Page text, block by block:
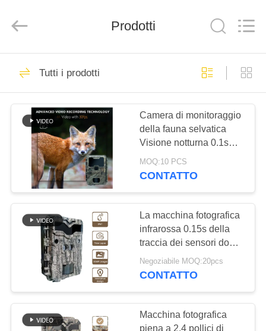
CASA.
PRODOTTI
VIDEO
DI
NOI
VISITA
ALLA
FABBRICA
ASIA
Macchine
fotografiche di
caccia di HD
199
Macchina
fotografica cercante
infrarossa
77
Prodotti
Tutti i prodotti
Camera di monitoraggio
della fauna selvatica
Visione notturna 0.1s
Velocità di cattura 32MP
4K Camera di caccia
degli animali
MOQ:10 PCS
CONTATTO
La macchina fotografica
infrarossa 0.15s della
traccia dei sensori doppi
avvia KW698A 4K che
cerca la macchina
Negoziabile MOQ:20pcs
CONTATTO
Macchina fotografica
piena a 2,4 pollici di